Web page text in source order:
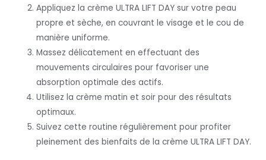
Appliquez la crème ULTRA LIFT DAY sur votre peau
propre et sèche, en couvrant le visage et le cou de
manière uniforme.
Massez délicatement en effectuant des
mouvements circulaires pour favoriser une
absorption optimale des actifs.
Utilisez la crème matin et soir pour des résultats
optimaux.
Suivez cette routine régulièrement pour profiter
pleinement des bienfaits de la crème ULTRA LIFT DAY.